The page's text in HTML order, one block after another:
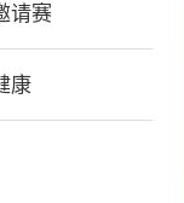
请赛
康